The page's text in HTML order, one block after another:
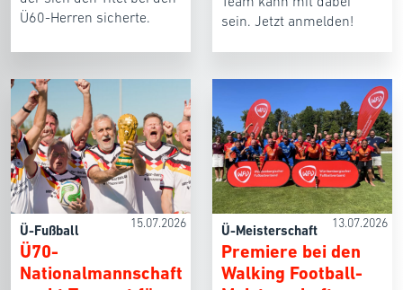
Ü60-Herren sicherte.
sein. Jetzt anmelden!
15.07.2026
Ü-Fußball
Ü70-
Nationalmannschaft
13.07.2026
Ü-Meisterschaft
Premiere bei den
Walking Football-